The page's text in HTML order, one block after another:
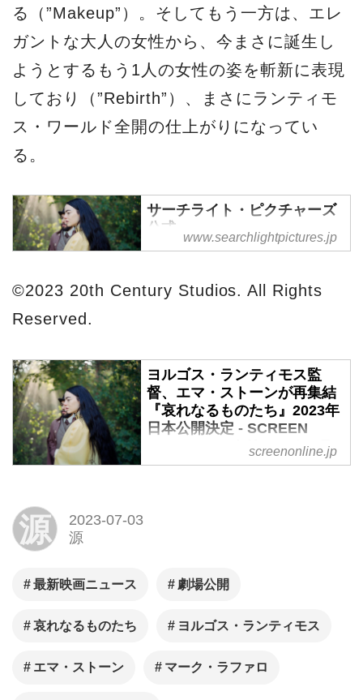
る（”Makeup”）。そしてもう一方は、エレ
ガントな大人の女性から、今まさに誕生し
ようとするもう1人の女性の姿を斬新に表現
しており（”Rebirth”）、まさにランティモ
ス・ワールド全開の仕上がりになってい
る。
サーチライト・ピクチャーズ
公式
サーチライト・ピクチャーズ 公
や試写会ご招待、プレゼントキ
www.searchlightpictures.jp
©2023 20th Century Studios. All Rights
Reserved.
ヨルゴス・ランティモス監
督、エマ・ストーンが再集結
『哀れなるものたち』2023年
日本公開決定 - SCREEN
ONLINE（スクリーンオンラ
イン）
に満ちた最新作『Poor
が『哀れなるものたち』とな
決定。予告映像＆場面写真も解
screenonline.jp
源
2023-07-03
源
最新映画ニュース 劇場公開
哀れなるものたち ヨルゴス・ランティモス
エマ・ストーン マーク・ラファロ